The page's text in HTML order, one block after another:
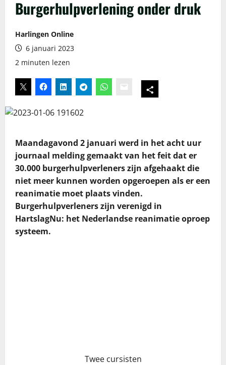
Burgerhulpverlening onder druk
Harlingen Online
6 januari 2023
2 minuten lezen
Maandagavond 2 januari werd in het acht uur
journaal melding gemaakt van het feit dat er
30.000 burgerhulpverleners zijn afgehaakt die
niet meer kunnen worden opgeroepen als er een
reanimatie moet plaats vinden.
Burgerhulpverleners zijn verenigd in
HartslagNu: het Nederlandse reanimatie oproep
systeem.
Twee cursisten